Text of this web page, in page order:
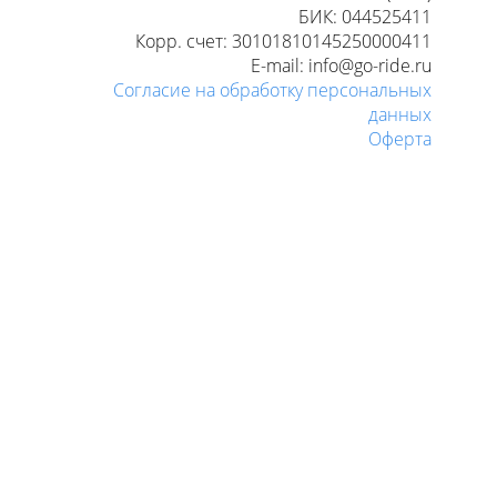
БИК: 044525411
Корр. счет: 30101810145250000411
E-mail: info@go-ride.ru
Согласие на обработку персональных
данных
Оферта